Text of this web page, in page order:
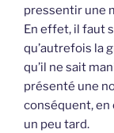
pressentir une
En effet, il faut
qu’autrefois la
qu’il ne sait
présenté une
conséquent, en
un peu tard.